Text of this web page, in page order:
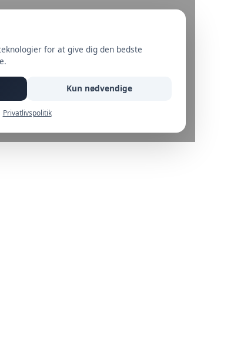
for at give dig den bedste
Kun nødvendige
Privatlivspolitik